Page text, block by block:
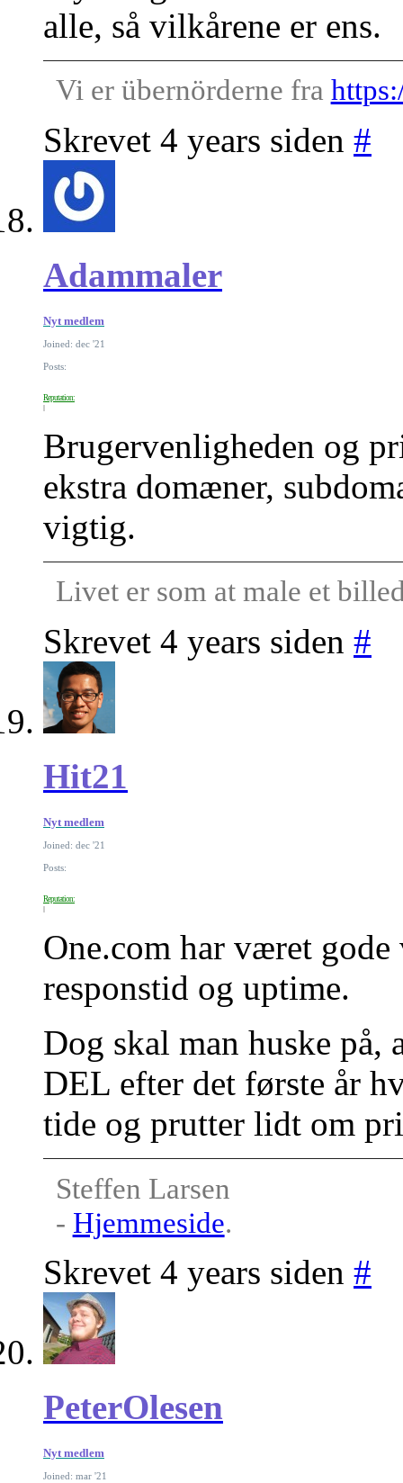
alle, så vilkårene er ens.
Vi er übernörderne fra
Skrevet 4 years siden #
Adammaler
Nyt medlem
Joined: dec '21
Posts:
Reputation:
Brugervenligheden og
ekstra domæner,
vigtig.
Livet er som at male et
Skrevet 4 years siden #
Hit21
Nyt medlem
Joined: dec '21
Posts:
Reputation:
One.com har været
responstid og uptime.
Dog skal man huske på,
DEL efter det første år
tide og prutter lidt om
Steffen Larsen
- Hjemmeside.
Skrevet 4 years siden #
PeterOlesen
Nyt medlem
Joined: mar '21